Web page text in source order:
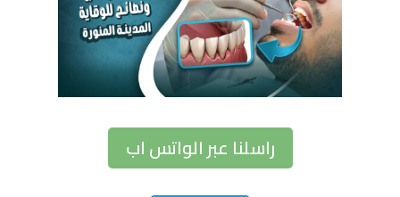
راسلنا عبر الواتس اب